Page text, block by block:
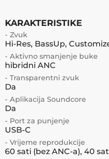
KARAKTERISTIKE
- Zvuk
Hi-Res, BassUp,
- Aktivno smanjenje buke
hibridni ANC
- Transparentni zvuk
Da
- Aplikacija Soundcore
Da
- Port za punjenje
USB-C
- Vrijeme reprodukcije
60 sati (bez ANC-a), 40